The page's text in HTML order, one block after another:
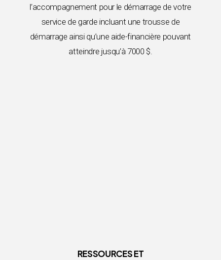
l’accompagnement pour le démarrage de votre
service de garde incluant une trousse de
démarrage ainsi qu’une aide-financière pouvant
atteindre jusqu’à 7000 $.
RESSOURCES ET